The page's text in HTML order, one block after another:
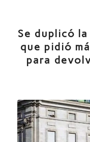
Se duplicó
que pidió
para